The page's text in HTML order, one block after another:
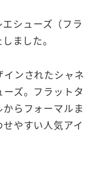
シューズ（フラ
ました。
ンされたシャネ
ズ。フラットタ
らフォーマルま
やすい人気アイ